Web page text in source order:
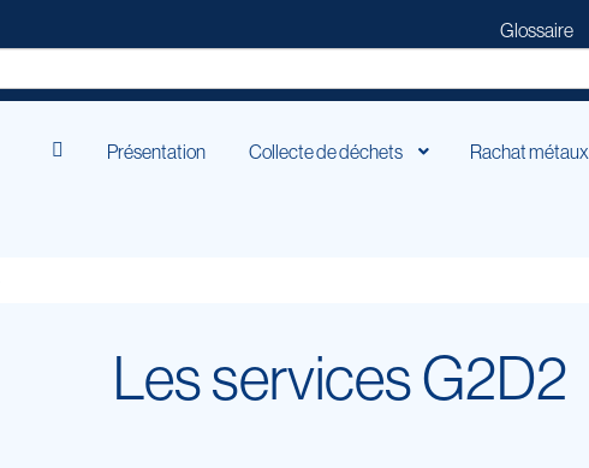
Glossaire
Présentation Collecte de déchets Rachat métaux
Les services G2D2